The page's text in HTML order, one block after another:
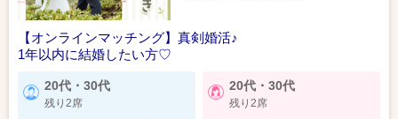
【オンラインマッチング】真剣婚活♪
1年以内に結婚したい方♡
20代・30代
残り2席
20代・30代
残り2席